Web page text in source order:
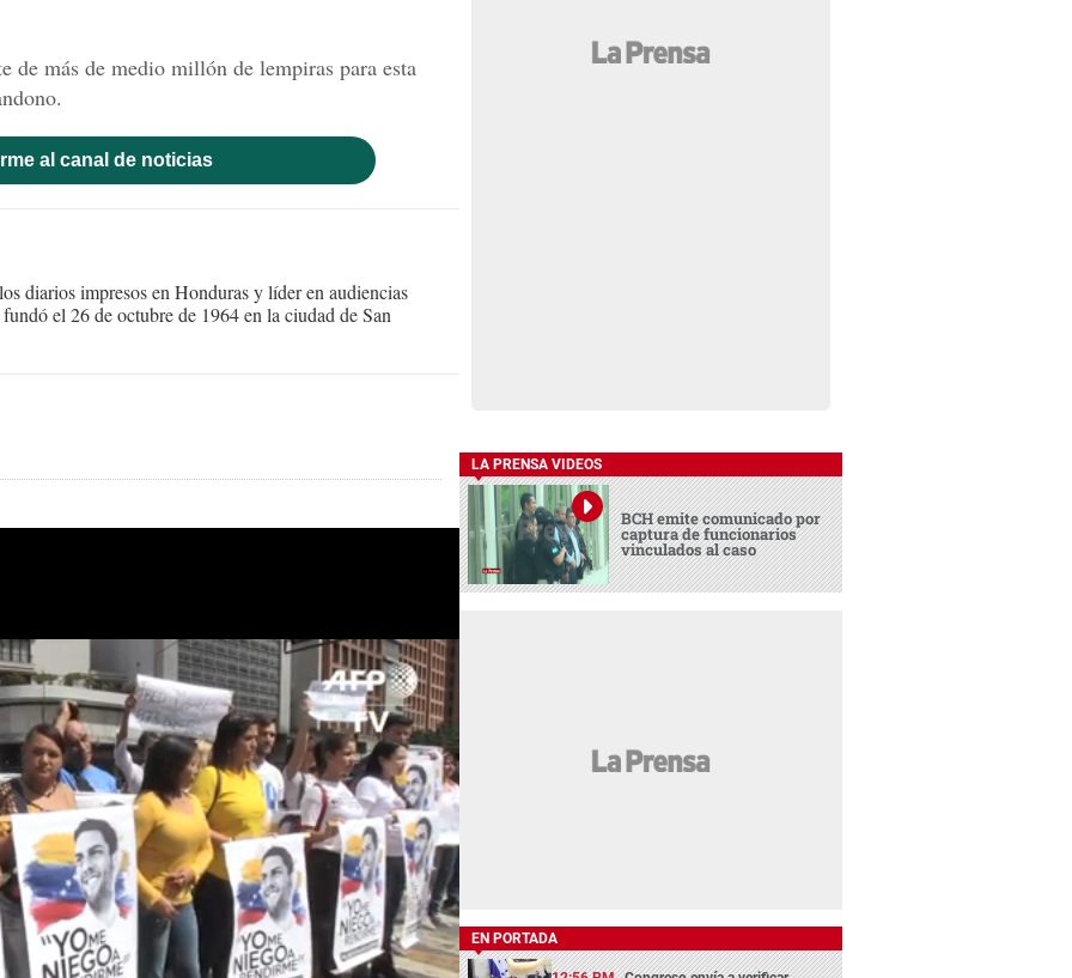
de más de medio millón de lempiras para esta
al canal de noticias
diarios impresos en Honduras y líder en audiencias
el 26 de octubre de 1964 en la ciudad de San
LA PRENSA VIDEOS
BCH emite comunicado por
captura de funcionarios
vinculados al caso
EN PORTADA